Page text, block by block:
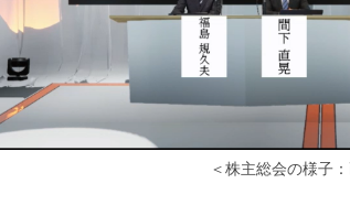
＜株主総会の様子